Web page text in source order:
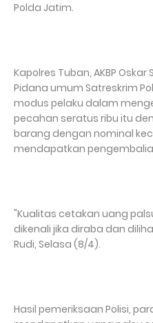
Polda Jatim.
Kapolres Tuban, AKBP
Pidana umum Satreskrim
modus pelaku dalam
pecahan seratus ribu itu
barang dengan nominal
mendapatkan
"Kualitas cetakan uang
dikenali jika diraba dan
Rudi, Selasa (8/4).
Hasil pemeriksaan Polisi,